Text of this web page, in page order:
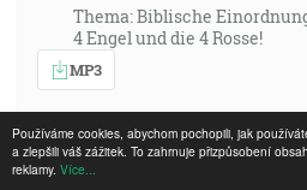
Používáme cookies, abychom pochopili, jak
a zlepšili váš zážitek. To zahrnuje přizpůsobení
reklamy. Více...
Thema: Biblische
4 Engel und die 4 Rosse!
MP3
MAGYAR
A téma: »A 7 mennydörgés, a